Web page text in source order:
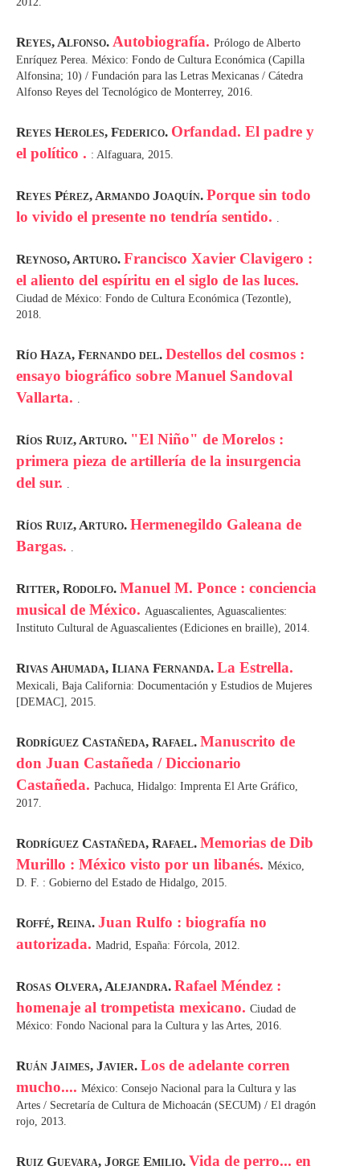
Reyes, Alfonso. Autobiografía. Prólogo de Alberto
Enríquez Perea. México: Fondo de Cultura Económica (Capilla
Alfonsina; 10) / Fundación para las Letras Mexicanas / Cátedra
Alfonso Reyes del Tecnológico de Monterrey, 2016.
Reyes Heroles, Federico. Orfandad. El padre y
el político . : Alfaguara, 2015.
Reyes Pérez, Armando Joaquín. Porque sin todo
lo vivido el presente no tendría sentido. .
Reynoso, Arturo. Francisco Xavier Clavigero :
el aliento del espíritu en el siglo de las luces.
Ciudad de México: Fondo de Cultura Económica (Tezontle),
2018.
Río Haza, Fernando del. Destellos del cosmos :
ensayo biográfico sobre Manuel Sandoval
Vallarta. .
Ríos Ruiz, Arturo. "El Niño" de Morelos :
primera pieza de artillería de la insurgencia
del sur. .
Ríos Ruiz, Arturo. Hermenegildo Galeana de
Bargas. .
Ritter, Rodolfo. Manuel M. Ponce : conciencia
musical de México. Aguascalientes, Aguascalientes:
Instituto Cultural de Aguascalientes (Ediciones en braille), 2014.
Rivas Ahumada, Iliana Fernanda. La Estrella.
Mexicali, Baja California: Documentación y Estudios de Mujeres
[DEMAC], 2015.
Rodríguez Castañeda, Rafael. Manuscrito de
don Juan Castañeda / Diccionario
Castañeda. Pachuca, Hidalgo: Imprenta El Arte Gráfico,
2017.
Rodríguez Castañeda, Rafael. Memorias de Dib
Murillo : México visto por un libanés. México,
D. F. : Gobierno del Estado de Hidalgo, 2015.
Roffé, Reina. Juan Rulfo : biografía no
autorizada. Madrid, España: Fórcola, 2012.
Rosas Olvera, Alejandra. Rafael Méndez :
homenaje al trompetista mexicano. Ciudad de
México: Fondo Nacional para la Cultura y las Artes, 2016.
Ruán Jaimes, Javier. Los de adelante corren
mucho.... México: Consejo Nacional para la Cultura y las
Artes / Secretaría de Cultura de Michoacán (SECUM) / El dragón
rojo, 2013.
Ruiz Guevara, Jorge Emilio. Vida de perro... en